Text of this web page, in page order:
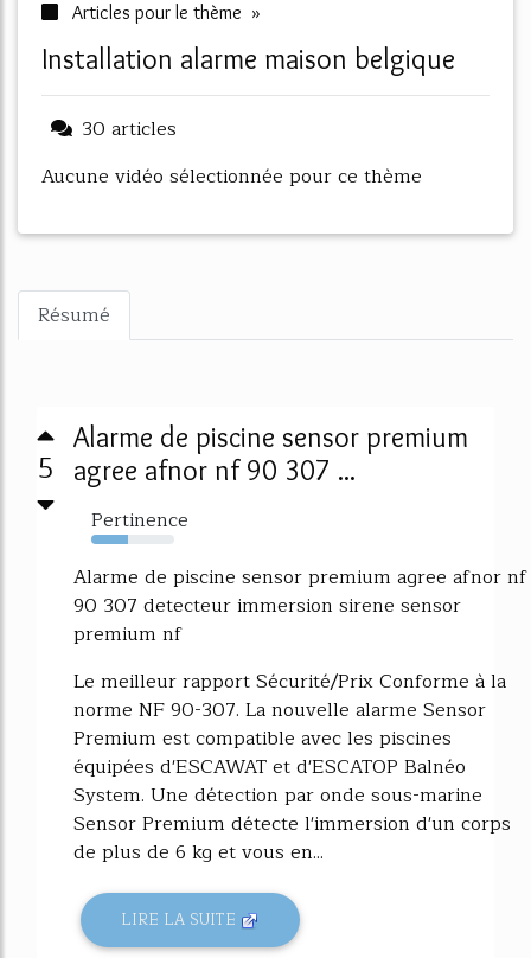
Articles pour le thème »
installation alarme maison belgique
30 articles
Aucune vidéo sélectionnée pour ce thème
Résumé
5
Alarme de piscine sensor premium
agree afnor nf 90 307 ...
Pertinence
44%
Alarme de piscine sensor premium agree afnor nf
90 307 detecteur immersion sirene sensor
premium nf
Le meilleur rapport Sécurité/Prix Conforme à la
norme NF 90-307. La nouvelle alarme Sensor
Premium est compatible avec les piscines
équipées d'ESCAWAT et d'ESCATOP Balnéo
System. Une détection par onde sous-marine
Sensor Premium détecte l'immersion d'un corps
de plus de 6 kg et vous en...
LIRE LA SUITE